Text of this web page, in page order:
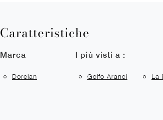
Caratteristiche
Marca
Dorelan
I più visti a :
Golfo Aranci La